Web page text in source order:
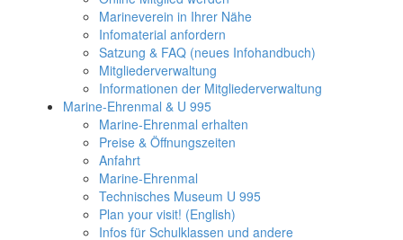
Marineverein in Ihrer Nähe
Infomaterial anfordern
Satzung & FAQ (neues Infohandbuch)
Mitgliederverwaltung
Informationen der Mitgliederverwaltung
Marine-Ehrenmal & U 995
Marine-Ehrenmal erhalten
Preise & Öffnungszeiten
Anfahrt
Marine-Ehrenmal
Technisches Museum U 995
Plan your visit! (English)
Infos für Schulklassen und andere